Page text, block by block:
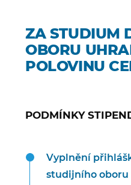
ZA STUDIUM
OBORU
POLOVINU
PODMÍNKY
Vyplnění
studijního